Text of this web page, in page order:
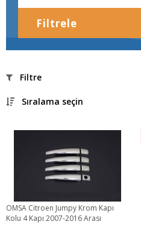
Filtrele
Filtre
Sıralama seçin
OMSA Citroen Jumpy Krom Kapı
Kolu 4 Kapı 2007-2016 Arası